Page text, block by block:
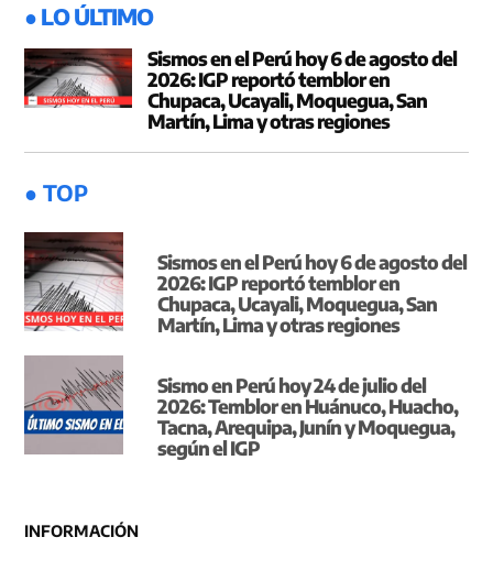
● LO ÚLTIMO
Sismos en el Perú hoy 6 de agosto del
2026: IGP reportó temblor en
Chupaca, Ucayali, Moquegua, San
Martín, Lima y otras regiones
● TOP
Sismos en el Perú hoy 6 de agosto del
2026: IGP reportó temblor en
Chupaca, Ucayali, Moquegua, San
Martín, Lima y otras regiones
Sismo en Perú hoy 24 de julio del
2026: Temblor en Huánuco, Huacho,
Tacna, Arequipa, Junín y Moquegua,
según el IGP
INFORMACIÓN